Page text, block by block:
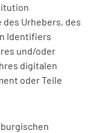
des Urhebers, des
Identifiers
und/oder
digitalen
oder Teile